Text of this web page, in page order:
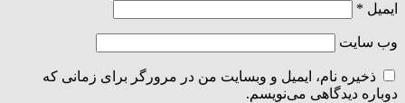
ایمیل *
وب‌ سایت
ذخیره نام، ایمیل و وبسایت من در مرورگر برای زمانی که
دوباره دیدگاهی می‌نویسم.